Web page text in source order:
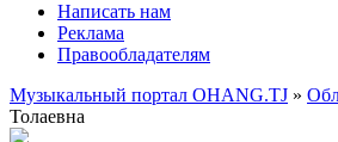
Написать нам
Реклама
Правообладателям
Музыкальный портал OHANG.TJ »
Толаевна